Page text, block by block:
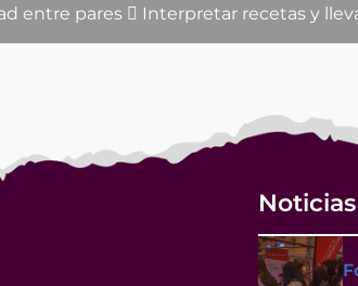
entre pares  Interpretar recetas y